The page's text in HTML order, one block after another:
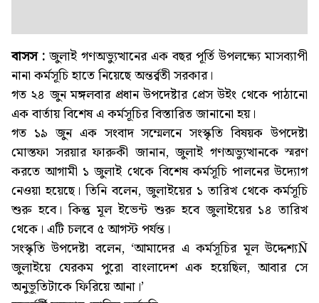
বাসস : জুলাই গণঅভ্যুত্থানের এক বছর পূর্তি উপলক্ষ্যে মাসব্যাপী
নানা কর্মসূচি হাতে নিয়েছে অন্তর্র্বতী সরকার।
গত ২৪ জুন মঙ্গলবার প্রধান উপদেষ্টার প্রেস উইং থেকে পাঠানো
এক বার্তায় বিশেষ এ কর্মসূচির বিস্তারিত জানানো হয়।
গত ১৯ জুন এক সংবাদ সম্মেলনে সংস্কৃতি বিষয়ক উপদেষ্টা
মোস্তফা সরয়ার ফারুকী জানান, জুলাই গণঅভ্যুত্থানকে স্মরণ
করতে আগামী ১ জুলাই থেকে বিশেষ কর্মসূচি পালনের উদ্যোগ
নেওয়া হয়েছে। তিনি বলেন, জুলাইয়ের ১ তারিখ থেকে কর্মসূচি
শুরু হবে। কিন্তু মূল ইভেন্ট শুরু হবে জুলাইয়ের ১৪ তারিখ
থেকে। এটি চলবে ৫ আগস্ট পর্যন্ত।
সংস্কৃতি উপদেষ্টা বলেন, ‘আমাদের এ কর্মসূচির মূল উদ্দেশ্যÑ
জুলাইয়ে যেরকম পুরো বাংলাদেশ এক হয়েছিল, আবার সে
অনুভূতিটাকে ফিরিয়ে আনা।’